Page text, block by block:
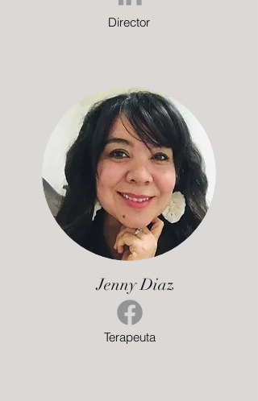
Director
Jenny Diaz
Terapeuta